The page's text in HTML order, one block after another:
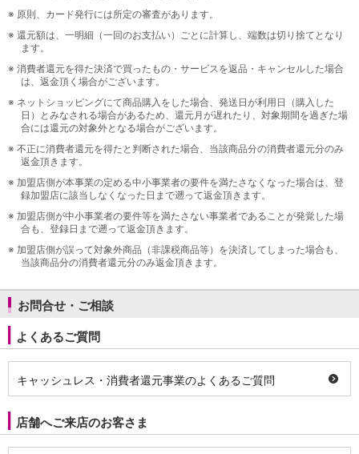
※ 原則、カード発行には所定の審査があります。
※ 還元額は、一明細（一回のお支払い）ごとに計算し、端数は切り捨てとなり
ます。
※ 消費者還元を得た決済で買ったもの・サービスを返品・キャンセルした場合
は、返金頂く場合がございます。
※ ネットショッピングにて商品購入をした場合、発送日が利用日（購入した
日）とみなされる場合があるため、還元月が遅れたり、対象期間を過ぎた場
合には還元の対象外となる場合がございます。
※ 不正に消費者還元を得たと判断された場合、当該商品分の消費者還元分のみ
返金頂きます。
※ 加盟店側が本事業の定める中小事業者の要件を満たさなくなった場合は、登
録加盟店に該当しなくなった日まで遡って返金頂きます。
※ 加盟店側が中小事業者の要件等を満たさない事業者であることが発覚した場
合も、登録日まで遡って返金頂きます。
※ 加盟店側が誤って対象外商品（非課税商品等）を決済してしまった場合も、
当該商品分の消費者還元分のみ返金頂きます。
お問合せ・ご相談
よくあるご質問
キャッシュレス・消費者還元事業のよくあるご質問
店舗へご来店のお客さま